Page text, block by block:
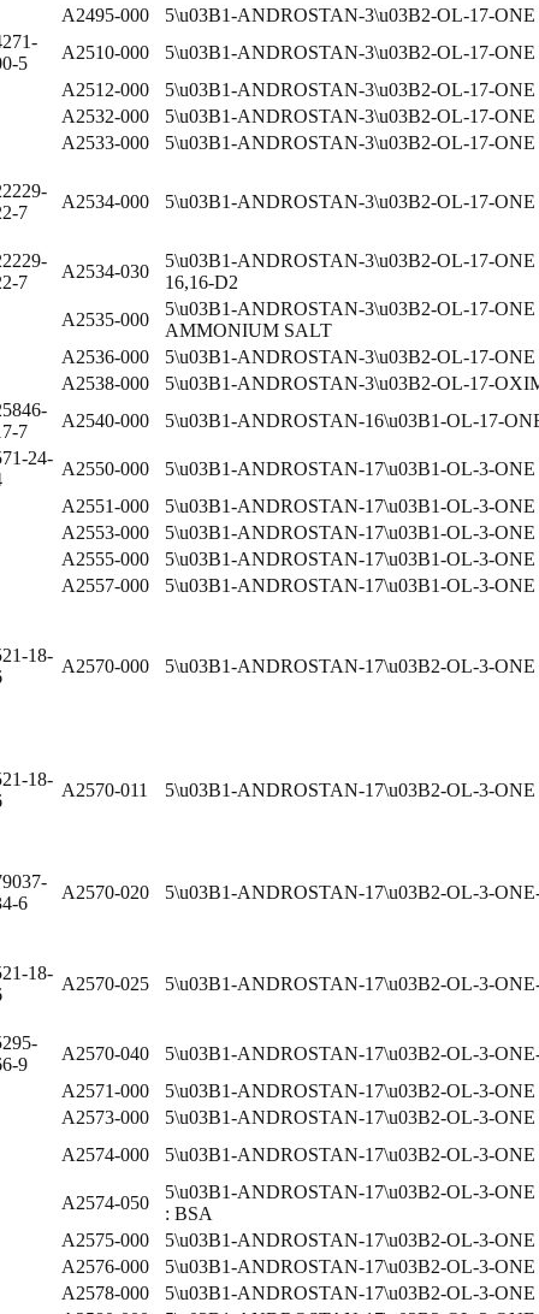
A2495-000
5\u03B1-ANDROSTAN-3\u03B2-OL-17-
5
A2510-000
5\u03B1-ANDROSTAN-3\u03B2-OL-17-
A2512-000
5\u03B1-ANDROSTAN-3\u03B2-OL-17-
A2532-000
5\u03B1-ANDROSTAN-3\u03B2-OL-17-
A2533-000
5\u03B1-ANDROSTAN-3\u03B2-OL-17-
7
A2534-000 5\u03B1-ANDROSTAN-3\u03B2-OL-17-
7
A2534-030
5\u03B1-ANDROSTAN-3\u03B2-OL-17-
16,16-D2
A2535-000
5\u03B1-ANDROSTAN-3\u03B2-OL-17-
AMMONIUM SALT
A2536-000
5\u03B1-ANDROSTAN-3\u03B2-OL-17-
A2538-000
5\u03B1-ANDROSTAN-3\u03B2-OL-17-
7
A2540-000
5\u03B1-ANDROSTAN-16\u03B1-OL-17-
24-
A2550-000
5\u03B1-ANDROSTAN-17\u03B1-OL-3-ONE
A2551-000
5\u03B1-ANDROSTAN-17\u03B1-OL-3-
A2553-000
5\u03B1-ANDROSTAN-17\u03B1-OL-3-
A2555-000
5\u03B1-ANDROSTAN-17\u03B1-OL-3-
A2557-000
5\u03B1-ANDROSTAN-17\u03B1-OL-3-
18-
A2570-000 5\u03B1-ANDROSTAN-17\u03B2-OL-3-ONE
18-
A2570-011 5\u03B1-ANDROSTAN-17\u03B2-OL-3-ONE
6
A2570-020 5\u03B1-ANDROSTAN-17\u03B2-OL-3-
18-
A2570-025 5\u03B1-ANDROSTAN-17\u03B2-OL-3-
9
A2570-040
5\u03B1-ANDROSTAN-17\u03B2-OL-3-
A2571-000
5\u03B1-ANDROSTAN-17\u03B2-OL-3-
A2573-000
5\u03B1-ANDROSTAN-17\u03B2-OL-3-
A2574-000
5\u03B1-ANDROSTAN-17\u03B2-OL-3-
A2574-050
5\u03B1-ANDROSTAN-17\u03B2-OL-3-
: BSA
A2575-000
5\u03B1-ANDROSTAN-17\u03B2-OL-3-
A2576-000
5\u03B1-ANDROSTAN-17\u03B2-OL-3-
A2578-000
5\u03B1-ANDROSTAN-17\u03B2-OL-3-